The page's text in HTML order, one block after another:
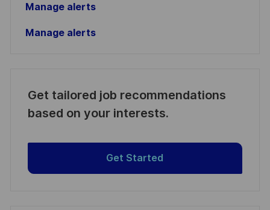
Manage alerts
Manage alerts
Get tailored job recommendations
based on your interests.
Get Started